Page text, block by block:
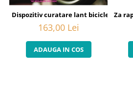
Dispozitiv curatare lant bicicleta
163,00 Lei
ADAUGA IN COS
Za